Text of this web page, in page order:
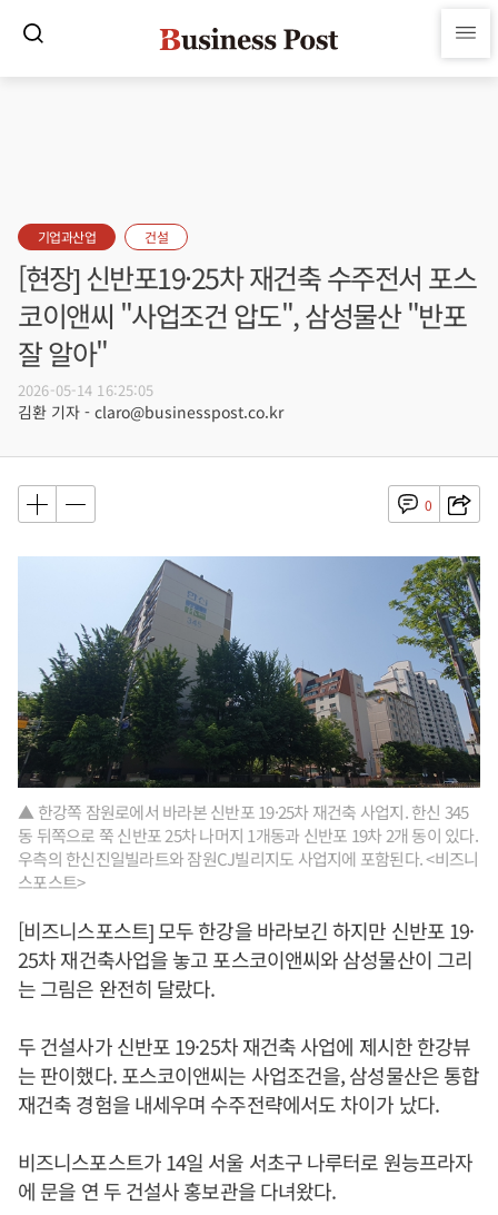
기업과산업 건설
[현장] 신반포19·25차 재건축 수주전서 포스
코이앤씨 "사업조건 압도", 삼성물산 "반포
잘 알아"
2026-05-14 16:25:05
김환 기자 - claro@businesspost.co.kr
0
▲ 한강쪽 잠원로에서 바라본 신반포 19·25차 재건축 사업지. 한신 345
동 뒤쪽으로 쭉 신반포 25차 나머지 1개동과 신반포 19차 2개 동이 있다.
우측의 한신진일빌라트와 잠원CJ빌리지도 사업지에 포함된다. <비즈니
스포스트>
[비즈니스포스트] 모두 한강을 바라보긴 하지만 신반포 19·
25차 재건축사업을 놓고 포스코이앤씨와 삼성물산이 그리
는 그림은 완전히 달랐다.
두 건설사가 신반포 19·25차 재건축 사업에 제시한 한강뷰
는 판이했다. 포스코이앤씨는 사업조건을, 삼성물산은 통합
재건축 경험을 내세우며 수주전략에서도 차이가 났다.
비즈니스포스트가 14일 서울 서초구 나루터로 원능프라자
에 문을 연 두 건설사 홍보관을 다녀왔다.